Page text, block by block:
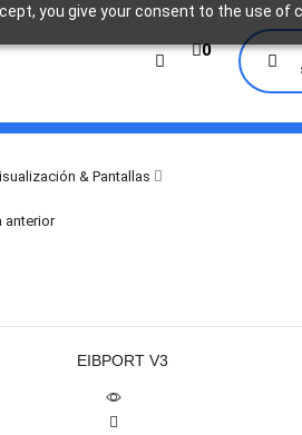
you give your consent to the use of
0
& Pantallas
anterior